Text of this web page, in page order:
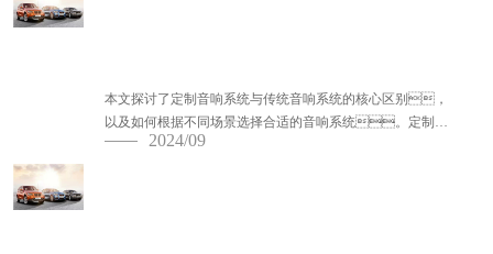
本文探讨了定制音响系统与传统音响系统的核心区别，
以及如何根据不同场景选择合适的音响系统。定制音
响系统具备个性化设计、灵活布局、与室内装
2024/09